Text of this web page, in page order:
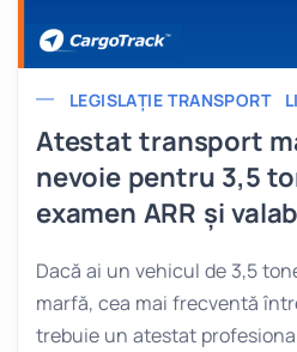
LEGISLAȚIE TRANSPORT
Atestat transport
nevoie pentru 3,5
examen ARR și
Dacă ai un vehicul de 3,5
marfă, cea mai frecventă
trebuie un atestat